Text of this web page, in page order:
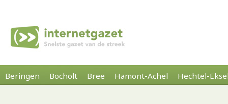
Beringen Bocholt Bree Hamont-Achel Hechtel-